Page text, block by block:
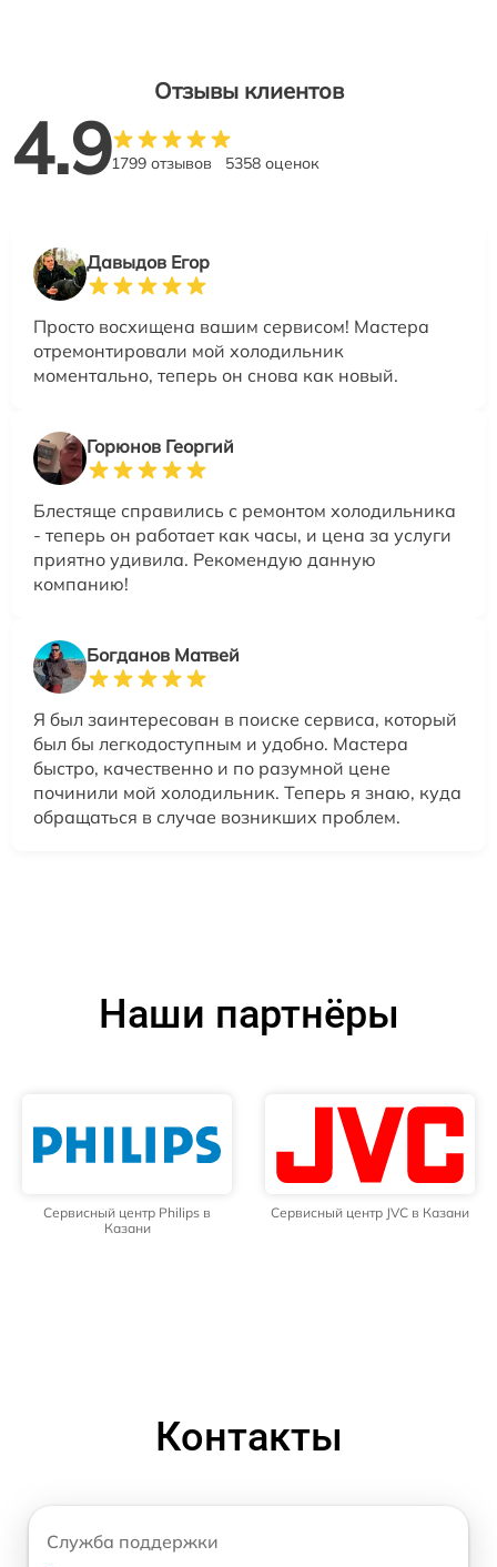
Отзывы клиентов
4.91799 отзывов 5358 оценок
Давыдов Егор
Просто восхищена вашим сервисом! Мастера
отремонтировали мой холодильник
моментально, теперь он снова как новый.
Горюнов Георгий
Блестяще справились с ремонтом холодильника
- теперь он работает как часы, и цена за услуги
приятно удивила. Рекомендую данную
компанию!
Богданов Матвей
Я был заинтересован в поиске сервиса, который
был бы легкодоступным и удобно. Мастера
быстро, качественно и по разумной цене
починили мой холодильник. Теперь я знаю, куда
обращаться в случае возникших проблем.
Наши партнёры
Сервисный центр Philips в
Казани
Сервисный центр JVC в Казани
Контакты
Служба поддержки